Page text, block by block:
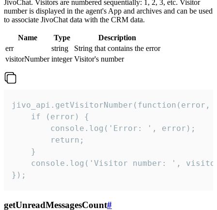
JivoChat. Visitors are numbered sequentially: 1, 2, 3, etc. Visitor
number is displayed in the agent's App and archives and can be used
to associate JivoChat data with the CRM data.
Name Type
Description
err
string
String that contains the error
visitorNumber integer Visitor's number
jivo_api.getVisitorNumber(function(error,
    if (error) {
        console.log('Error: ', error);
        return;
    }
console.log('Visitor number: ',
});
getUnreadMessagesCount#